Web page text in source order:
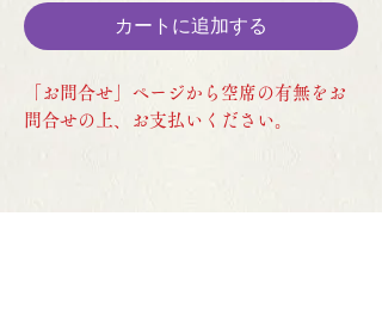
カートに追加する
「お問合せ」ページから空席の有無をお
問合せの上、お支払いください。